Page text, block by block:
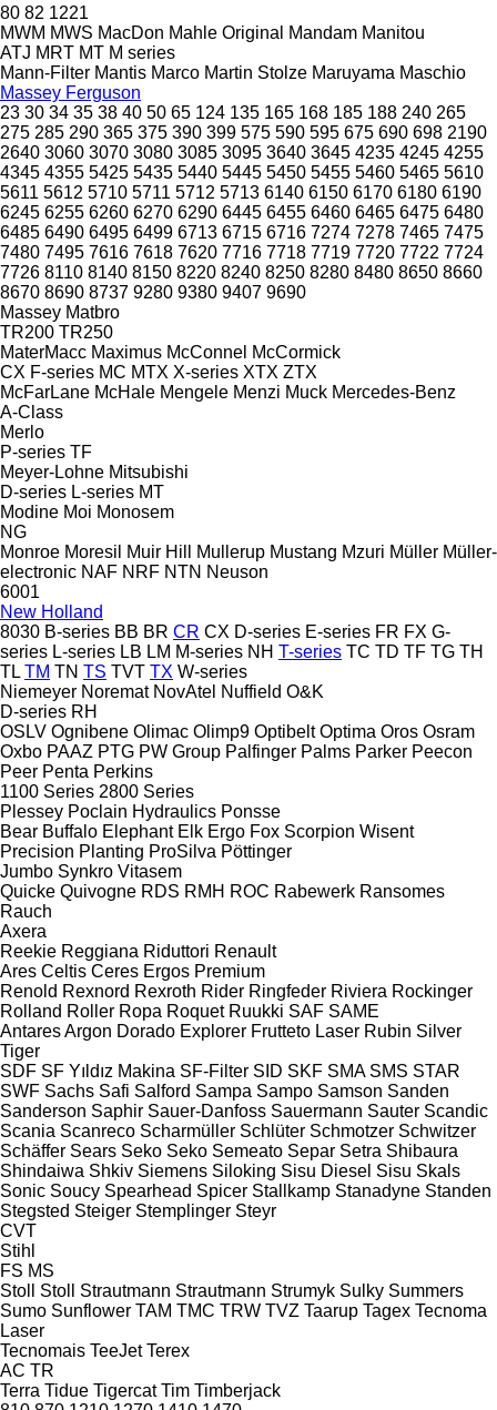
80 82 1221
MWM MWS MacDon Mahle Original Mandam Manitou
ATJ MRT MT M series
Mann-Filter Mantis Marco Martin Stolze Maruyama Maschio
Massey Ferguson
23 30 34 35 38 40 50 65 124 135 165 168 185 188 240 265
275 285 290 365 375 390 399 575 590 595 675 690 698 2190
2640 3060 3070 3080 3085 3095 3640 3645 4235 4245 4255
4345 4355 5425 5435 5440 5445 5450 5455 5460 5465 5610
5611 5612 5710 5711 5712 5713 6140 6150 6170 6180 6190
6245 6255 6260 6270 6290 6445 6455 6460 6465 6475 6480
6485 6490 6495 6499 6713 6715 6716 7274 7278 7465 7475
7480 7495 7616 7618 7620 7716 7718 7719 7720 7722 7724
7726 8110 8140 8150 8220 8240 8250 8280 8480 8650 8660
8670 8690 8737 9280 9380 9407 9690
Massey Matbro
TR200 TR250
MaterMacc Maximus McConnel McCormick
CX F-series MC MTX X-series XTX ZTX
McFarLane McHale Mengele Menzi Muck Mercedes-Benz
A-Class
Merlo
P-series TF
Meyer-Lohne Mitsubishi
D-series L-series MT
Modine Moi Monosem
NG
Monroe Moresil Muir Hill Mullerup Mustang Mzuri Müller Müller-
electronic NAF NRF NTN Neuson
6001
New Holland
8030 B-series BB BR CR CX D-series E-series FR FX G-
series L-series LB LM M-series NH T-series TC TD TF TG TH
TL TM TN TS TVT TX W-series
Niemeyer Noremat NovAtel Nuffield O&K
D-series RH
OSLV Ognibene Olimac Olimp9 Optibelt Optima Oros Osram
Oxbo PAAZ PTG PW Group Palfinger Palms Parker Peecon
Peer Penta Perkins
1100 Series 2800 Series
Plessey Poclain Hydraulics Ponsse
Bear Buffalo Elephant Elk Ergo Fox Scorpion Wisent
Precision Planting ProSilva Pöttinger
Jumbo Synkro Vitasem
Quicke Quivogne RDS RMH ROC Rabewerk Ransomes
Rauch
Axera
Reekie Reggiana Riduttori Renault
Ares Celtis Ceres Ergos Premium
Renold Rexnord Rexroth Rider Ringfeder Riviera Rockinger
Rolland Roller Ropa Roquet Ruukki SAF SAME
AntaresArgon Dorado Explorer Frutteto Laser Rubin Silver
Tiger
SDF SF Yıldız Makina SF-Filter SID SKF SMA SMS STAR
SWF Sachs Safi Salford Sampa Sampo Samson Sanden
Sanderson Saphir Sauer-Danfoss Sauermann Sauter Scandic
Scania Scanreco Scharmüller Schlüter Schmotzer Schwitzer
Schäffer Sears Seko Seko Semeato Separ Setra Shibaura
Shindaiwa Shkiv Siemens Siloking Sisu Diesel Sisu Skals
Sonic Soucy Spearhead Spicer Stallkamp Stanadyne Standen
Stegsted Steiger Stemplinger Steyr
CVT
Stihl
FS MS
Stoll
Stoll Strautmann Strautmann Strumyk Sulky Summers
Sumo Sunflower TAM TMC TRW TVZ Taarup Tagex Tecnoma
Laser
Tecnomais TeeJet Terex
AC TR
Terra Tidue Tigercat Tim Timberjack